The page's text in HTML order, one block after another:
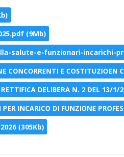
(9Mb)
salute-e-funzionari-incarichi-
CONCORRENTI E COSTITUZIOEN
DELIBERA N. 2 DEL 13/1/
INCARICO DI FUNZIONE
(305Kb)